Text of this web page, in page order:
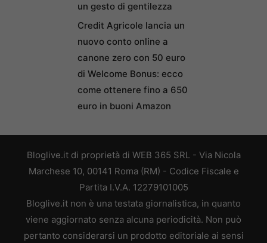
un gesto di gentilezza
Credit Agricole lancia un
nuovo conto online a
canone zero con 50 euro
di Welcome Bonus: ecco
come ottenere fino a 650
euro in buoni Amazon
Bloglive.it di proprietà di WEB 365 SRL - Via Nicola
Marchese 10, 00141 Roma (RM) - Codice Fiscale e
Partita I.V.A. 12279101005
Bloglive.it non è una testata giornalistica, in quanto
viene aggiornato senza alcuna periodicità. Non può
pertanto considerarsi un prodotto editoriale ai sensi